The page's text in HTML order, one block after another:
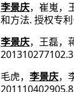
李景庆，崔嵬，
和方法. 授权专利
李景庆，王磊，
201310277102.3
毛虎， 李景庆，
201110402905.8